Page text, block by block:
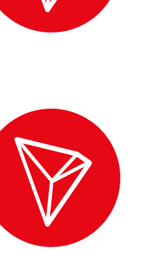
en espèces et d'autres
compte Bitnovo ou
pour acheter